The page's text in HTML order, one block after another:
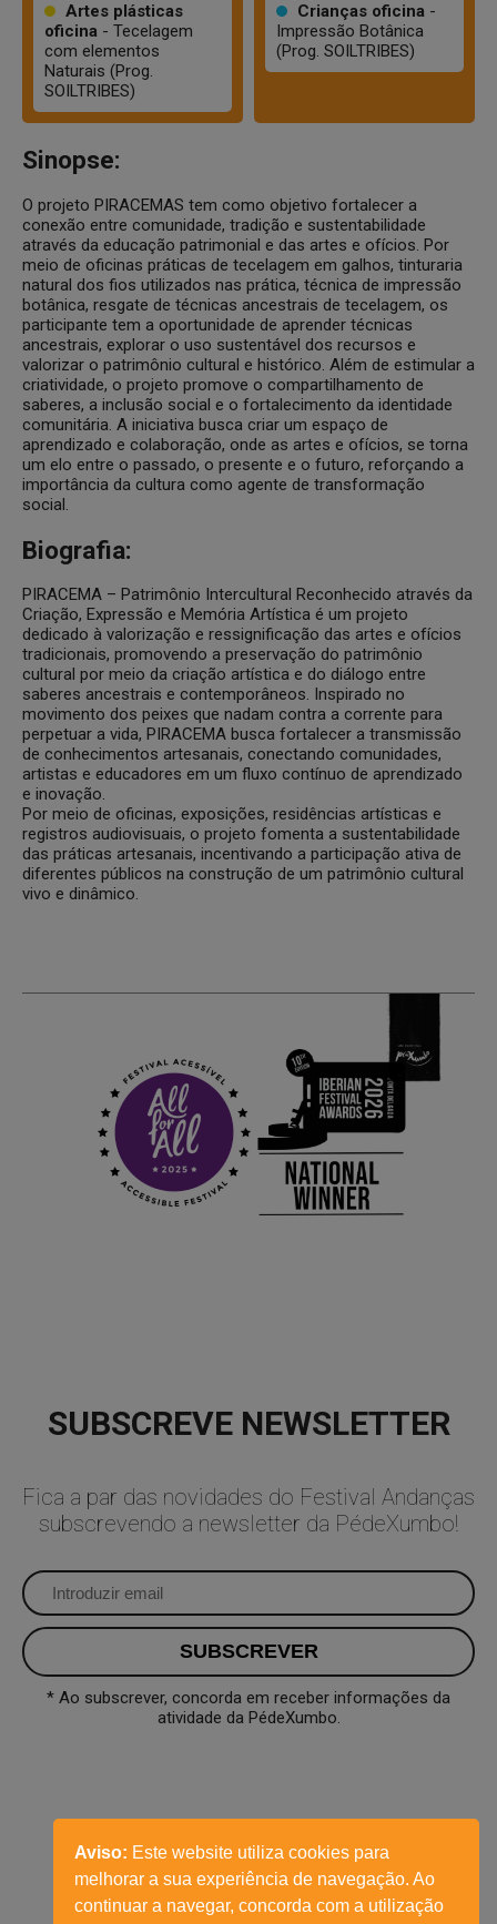
Artes plásticas
oficina - Tecelagem
com elementos
Naturais (Prog.
SOILTRIBES)
Crianças oficina -
Impressão Botânica
(Prog. SOILTRIBES)
Sinopse:
O projeto PIRACEMAS tem como objetivo fortalecer a
conexão entre comunidade, tradição e sustentabilidade
através da educação patrimonial e das artes e ofícios. Por
meio de oficinas práticas de tecelagem em galhos, tinturaria
natural dos fios utilizados nas prática, técnica de impressão
botânica, resgate de técnicas ancestrais de tecelagem, os
participante tem a oportunidade de aprender técnicas
ancestrais, explorar o uso sustentável dos recursos e
valorizar o patrimônio cultural e histórico. Além de estimular a
criatividade, o projeto promove o compartilhamento de
saberes, a inclusão social e o fortalecimento da identidade
comunitária. A iniciativa busca criar um espaço de
aprendizado e colaboração, onde as artes e ofícios, se torna
um elo entre o passado, o presente e o futuro, reforçando a
importância da cultura como agente de transformação
social.
Biografia:
PIRACEMA – Patrimônio Intercultural Reconhecido através da
Criação, Expressão e Memória Artística é um projeto
dedicado à valorização e ressignificação das artes e ofícios
tradicionais, promovendo a preservação do patrimônio
cultural por meio da criação artística e do diálogo entre
saberes ancestrais e contemporâneos. Inspirado no
movimento dos peixes que nadam contra a corrente para
perpetuar a vida, PIRACEMA busca fortalecer a transmissão
de conhecimentos artesanais, conectando comunidades,
artistas e educadores em um fluxo contínuo de aprendizado
e inovação.
Por meio de oficinas, exposições, residências artísticas e
registros audiovisuais, o projeto fomenta a sustentabilidade
das práticas artesanais, incentivando a participação ativa de
diferentes públicos na construção de um patrimônio cultural
vivo e dinâmico.
SUBSCREVE NEWSLETTER
Fica a par das novidades do Festival Andanças
subscrevendo a newsletter da PédeXumbo!
* Ao subscrever, concorda em receber informações da
atividade da PédeXumbo.
Aviso: Este website utiliza cookies para
melhorar a sua experiência de navegação. Ao
continuar a navegar, concorda com a utilização